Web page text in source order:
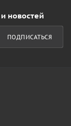
новостей
ПОДПИСАТЬСЯ